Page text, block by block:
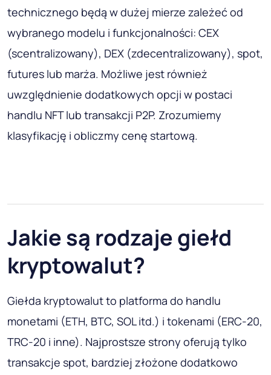
technicznego będą w dużej mierze zależeć od
wybranego modelu i funkcjonalności: CEX
(scentralizowany), DEX (zdecentralizowany), spot,
futures lub marża. Możliwe jest również
uwzględnienie dodatkowych opcji w postaci
handlu NFT lub transakcji P2P. Zrozumiemy
klasyfikację i obliczmy cenę startową.
Jakie są rodzaje giełd
kryptowalut?
Giełda kryptowalut to platforma do handlu
monetami (ETH, BTC, SOL itd.) i tokenami (ERC-20,
TRC-20 i inne). Najprostsze strony oferują tylko
transakcje spot, bardziej złożone dodatkowo